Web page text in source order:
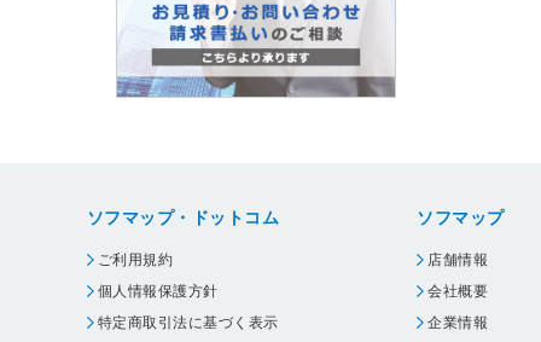
ソフマップ・ドットコム
ご利用規約
個人情報保護方針
特定商取引法に基づく表示
ソフマップ
店舗情報
会社概要
企業情報